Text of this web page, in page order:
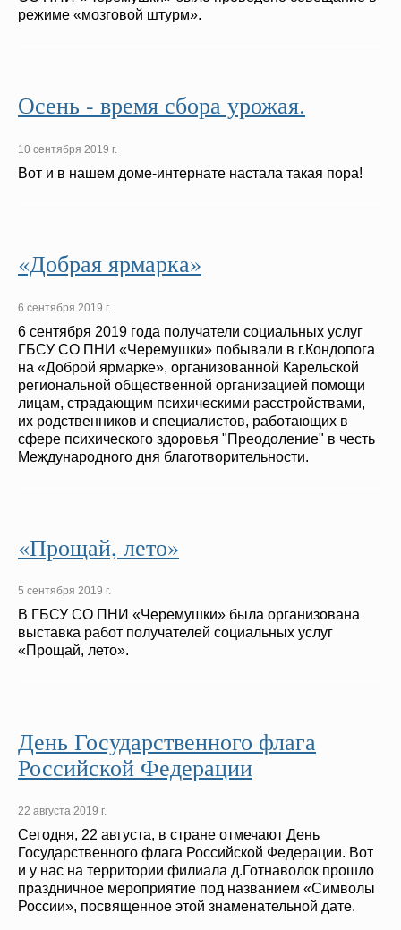
режиме «мозговой штурм».
Осень - время сбора урожая.
10 сентября 2019 г.
Вот и в нашем доме-интернате настала такая пора!
«Добрая ярмарка»
6 сентября 2019 г.
6 сентября 2019 года получатели социальных услуг
ГБСУ СО ПНИ «Черемушки» побывали в г.Кондопога
на «Доброй ярмарке», организованной Карельской
региональной общественной организацией помощи
лицам, страдающим психическими расстройствами,
их родственников и специалистов, работающих в
сфере психического здоровья "Преодоление" в честь
Международного дня благотворительности.
«Прощай, лето»
5 сентября 2019 г.
В ГБСУ СО ПНИ «Черемушки» была организована
выставка работ получателей социальных услуг
«Прощай, лето».
День Государственного флага
Российской Федерации
22 августа 2019 г.
Сегодня, 22 августа, в стране отмечают День
Государственного флага Российской Федерации. Вот
и у нас на территории филиала д.Готнаволок прошло
праздничное мероприятие под названием «Символы
России», посвященное этой знаменательной дате.